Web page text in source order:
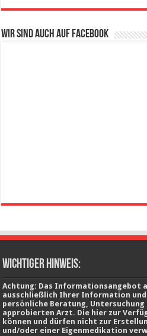
Wir sind auch auf Facebook
wichtiger Hinweis:
Achtung: Das Informationsangebot
ausschließlich Ihrer Information
persönliche Beratung, Untersuchung
approbierten Arzt. Die hier zur
können und dürfen nicht zur
und/oder einer Eigenmedikation